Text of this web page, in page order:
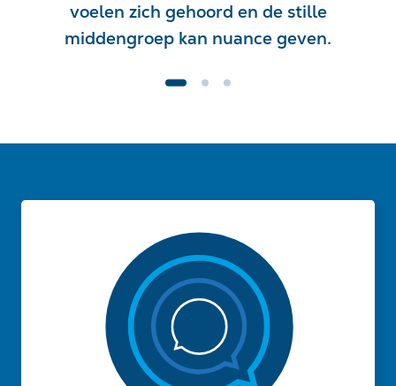
voelen zich gehoord en de stille
middengroep kan nuance geven.